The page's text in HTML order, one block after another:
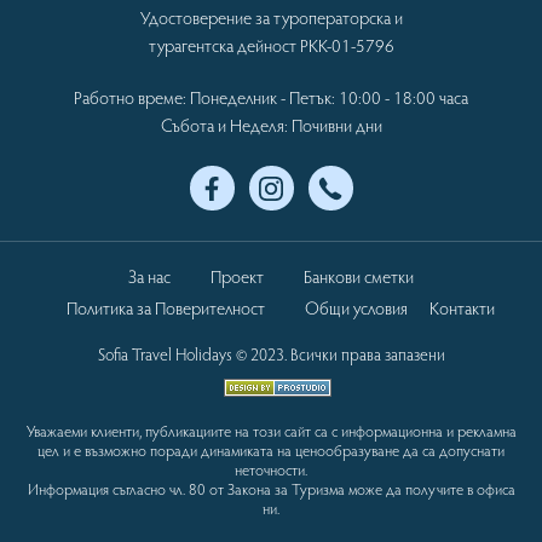
Удостоверение за туроператорска и
турагентска дейност РКК-01-5796
Работно време: Понеделник - Петък: 10:00 - 18:00 часа
Събота и Неделя: Почивни дни
За нас Проект
Банкови сметки
Политика за Поверителност
Общи условия Контакти
Sofia Travel Holidays © 2023. Всички права запазени
Уважаеми клиенти, публикациите на този сайт са с информационна и рекламна
цел и е възможно поради динамиката на ценообразуване да са допуснати
неточности.
Информация съгласно чл. 80 от Закона за Туризма може да получите в офиса
ни.